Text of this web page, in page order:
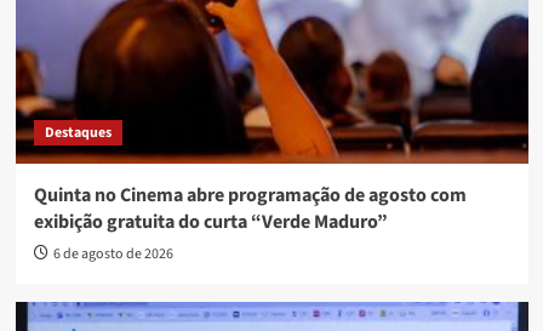
Destaques
Quinta no Cinema abre programação de agosto com
exibição gratuita do curta “Verde Maduro”
6 de agosto de 2026